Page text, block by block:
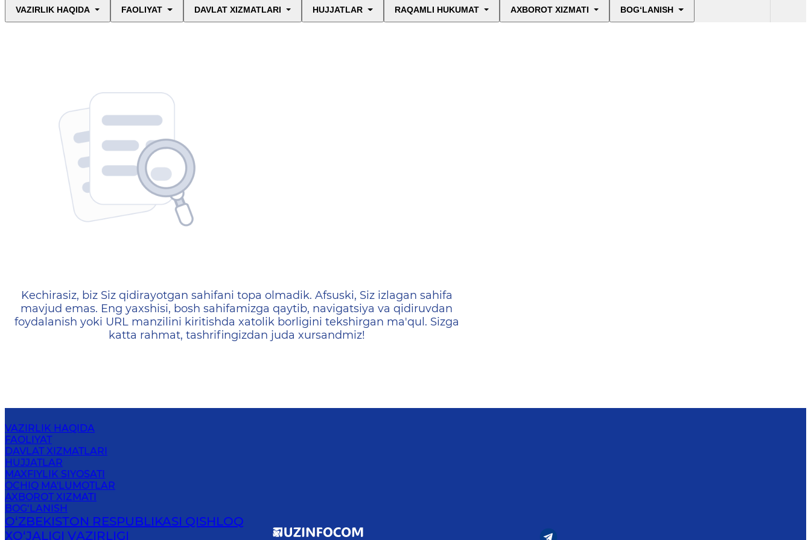
VAZIRLIK HAQIDA FAOLIYAT DAVLAT XIZMATLARI HUJJATLAR RAQAMLI HUKUMAT AXBOROT XIZMATI BOG‘LANISH
404 — Страница не найдена
Kechirasiz, biz Siz qidirayotgan sahifani topa olmadik. Afsuski, Siz izlagan sahifa
mavjud emas. Eng yaxshisi, bosh sahifamizga qaytib, navigatsiya va qidiruvdan
foydalanish yoki URL manzilini kiritishda xatolik borligini tekshirgan ma'qul. Sizga
katta rahmat, tashrifingizdan juda xursandmiz!
VAZIRLIK HAQIDA
FAOLIYAT
DAVLAT XIZMATLARI
HUJJATLAR
MAXFIYLIK SIYOSATI
OCHIQ MA'LUMOTLAR
AXBOROT XIZMATI
BOG‘LANISH
O‘ZBEKISTON RESPUBLIKASI QISHLOQ
ХO‘JАLIGI VАZIRLIGI